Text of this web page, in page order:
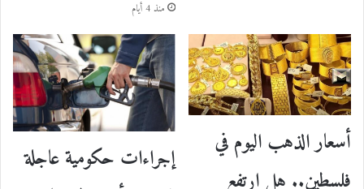
منذ 4 أيام
أسعار الذهب اليوم في
فلسطين.. هل ارتفع
إجراءات حكومية عاجلة